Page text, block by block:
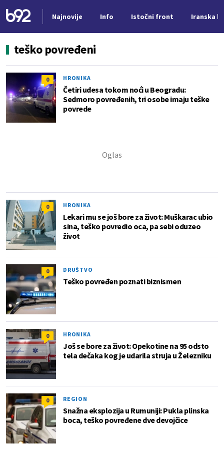
Najnovije Info Istočni front Iranska
teško povređeni
0 HRONIKA
Četiri udesa tokom noći u Beogradu:
Sedmoro povređenih, tri osobe imaju teške
povrede
0 HRONIKA
Lekari mu se još bore za život: Muškarac ubio
sina, teško povredio oca, pa sebi oduzeo
život
0 DRUŠTVO
Teško povređen poznati biznismen
0 HRONIKA
Još se bore za život: Opekotine na 95 odsto
tela dečaka kog je udarila struja u Železniku
0 REGION
Snažna eksplozija u Rumuniji: Pukla plinska
boca, teško povređene dve devojčice